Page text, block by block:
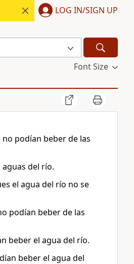
Start free. LOG IN/SIGN UP
Font Size
podían beber de las
del río.
el agua del río no se
podían beber de las
beber el agua del río.
beber el agua del